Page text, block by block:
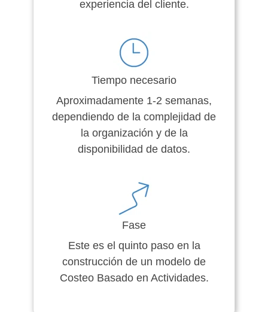
experiencia del cliente.
Tiempo necesario
Aproximadamente 1-2 semanas,
dependiendo de la complejidad de
la organización y de la
disponibilidad de datos.
Fase
Este es el quinto paso en la
construcción de un modelo de
Costeo Basado en Actividades.